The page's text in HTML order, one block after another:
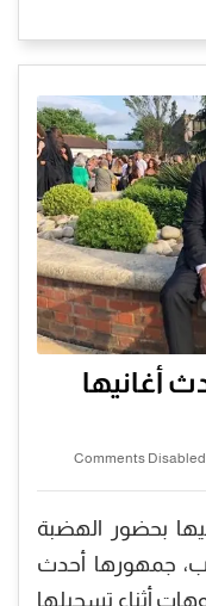
أغانيها
Comments Disabled
بحضور الهضبة
جمهورها أحدث
أثناء تسجيلها